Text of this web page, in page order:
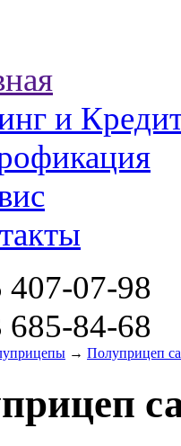
и
407-07-98
685-84-68
→ Полуприцеп